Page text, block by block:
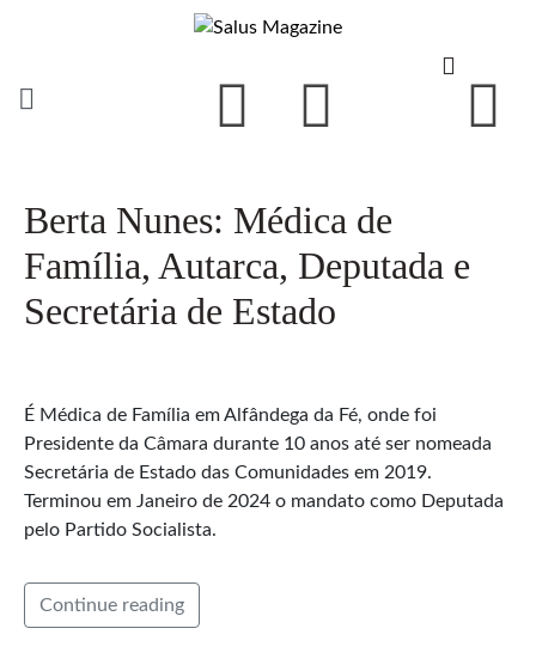
Berta Nunes: Médica de
Família, Autarca, Deputada e
Secretária de Estado
É Médica de Família em Alfândega da Fé, onde foi
Presidente da Câmara durante 10 anos até ser nomeada
Secretária de Estado das Comunidades em 2019.
Terminou em Janeiro de 2024 o mandato como Deputada
pelo Partido Socialista.
Continue reading